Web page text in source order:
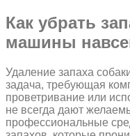
Как убрать
машины
Удаление запаха
задача, требующая
проветривание или
не всегда дают
профессиональные